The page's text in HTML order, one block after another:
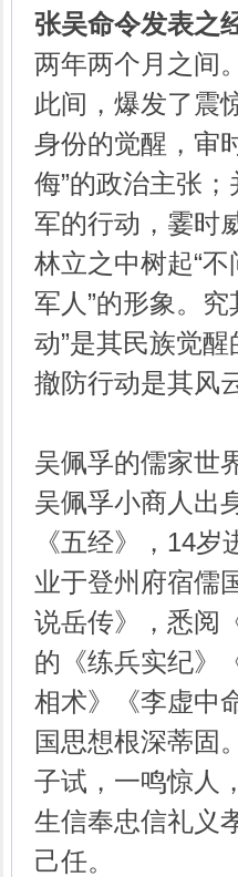
张吴命令发表之
两年两个月之间。
此间，爆发了震
身份的觉醒，审
侮”的政治主张
军的行动，霎时
林立之中树起“
军人”的形象。
动”是其民族觉
撤防行动是其风
吴佩孚的儒家世
吴佩孚小商人出
《五经》，14
业于登州府宿儒
说岳传》，悉阅
的《练兵实纪》
相术》《李虚中
国思想根深蒂固
子试，一鸣惊人
生信奉忠信礼义
己任。